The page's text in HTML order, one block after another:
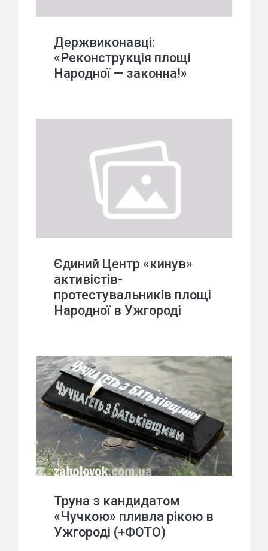
Держвиконавці:
«Реконструкція площі
Народної — законна!»
Єдиний Центр «кинув»
активістів-
протестувальників площі
Народної в Ужгороді
Труна з кандидатом
«Чучкою» пливла рікою в
Ужгороді (+ФОТО)